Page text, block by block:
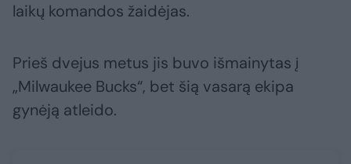
laikų komandos žaidėjas.
Prieš dvejus metus jis buvo išmainytas į
„Milwaukee Bucks“, bet šią vasarą ekipa
gynėją atleido.